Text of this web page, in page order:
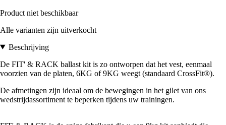
Product niet beschikbaar
Alle varianten zijn uitverkocht
Beschrijving
De FIT' & RACK ballast kit is zo ontworpen dat het vest, eenmaal
voorzien van de platen, 6KG of 9KG weegt (standaard CrossFit®).
De afmetingen zijn ideaal om de bewegingen in het gilet van ons
wedstrijdassortiment te beperken tijdens uw trainingen.